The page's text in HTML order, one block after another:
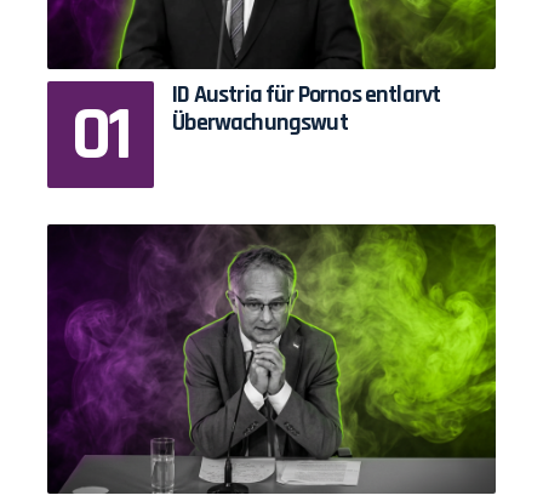
ID Austria für Pornos entlarvt
Überwachungswut